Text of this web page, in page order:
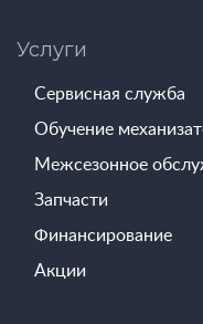
Услуги
Сервисная служба
Обучение
Межсезонное
Запчасти
Финансирование
Акции